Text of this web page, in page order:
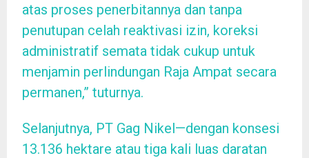
atas proses penerbitannya dan tanpa
penutupan celah reaktivasi izin, koreksi
administratif semata tidak cukup untuk
menjamin perlindungan Raja Ampat secara
permanen,” tuturnya.
Selanjutnya, PT Gag Nikel—dengan konsesi
13.136 hektare atau tiga kali luas daratan